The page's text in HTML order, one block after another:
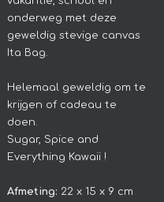
onderweg met deze
geweldig stevige canvas
Ita Bag.
Helemaal geweldig om te
krijgen of cadeau te
doen.
Sugar, Spice and
Everything Kawaii !
Afmeting: 22 x 15 x 9 cm